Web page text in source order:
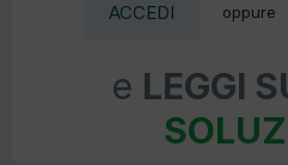
ACCEDI oppure
e LEGGI